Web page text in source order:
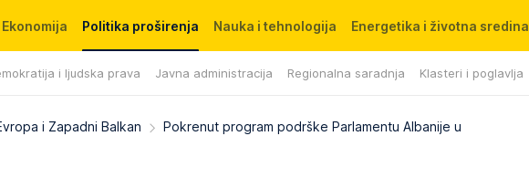
Ekonomija Politika proširenja
i ljudska prava Javna administracija Regionalna saradnja Klasteri i poglavlja
Nauka i tehnologija Energetika i životna sredina
i Zapadni Balkan
Pokrenut program podrške Parlamentu Albanije u